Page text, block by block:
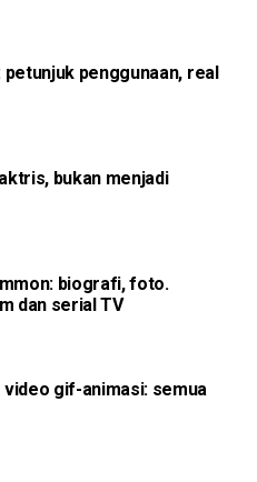
petunjuk penggunaan, real
bukan menjadi
biografi, foto.
dan serial TV
video gif-animasi: semua